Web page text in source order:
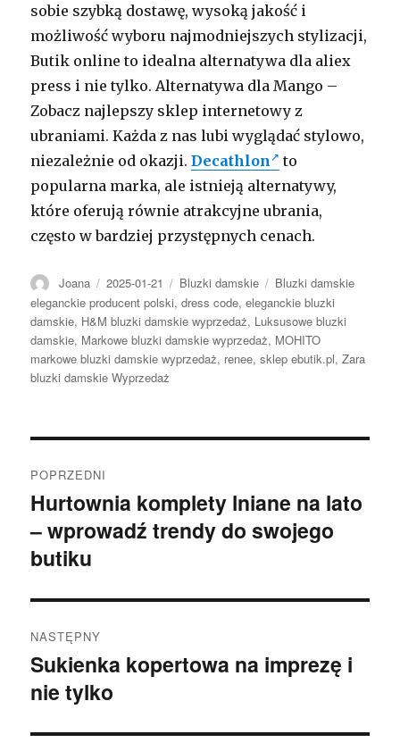
sobie szybką dostawę, wysoką jakość i
możliwość wyboru najmodniejszych stylizacji,
Butik online to idealna alternatywa dla aliex
press i nie tylko. Alternatywa dla Mango –
Zobacz najlepszy sklep internetowy z
ubraniami. Każda z nas lubi wyglądać stylowo,
niezależnie od okazji.Decathlon
to
popularna marka, ale istnieją alternatywy,
które oferują równie atrakcyjne ubrania,
często w bardziej przystępnych cenach.
Autor
Joana Opublikowano
2025-01-21 Kategorie
Bluzki damskie Tagi
Bluzki damskie
eleganckie producent polski,dress code,eleganckie bluzki
damskie, H&M bluzki damskie wyprzedaż, Luksusowe bluzki
damskie, Markowe bluzki damskie wyprzedaż, MOHITO
markowe bluzki damskie wyprzedaż, renee,sklep ebutik.pl,Zara
bluzki damskie Wyprzedaż
wpisu
POPRZEDNI
Poprzedni
wpis:
Hurtownia komplety lniane na lato
– wprowadź trendy do swojego
butiku
NASTĘPNY
Następny
wpis:
Sukienka kopertowa na imprezę i
nie tylko